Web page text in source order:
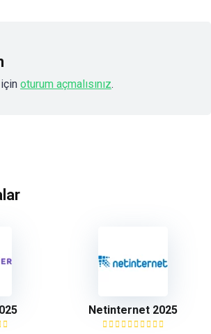
oturum açmalısınız.
Netinternet 2025